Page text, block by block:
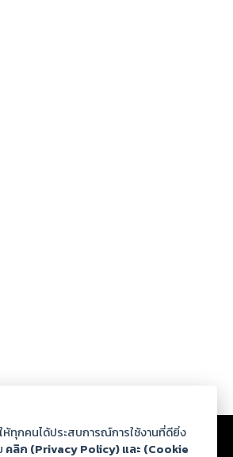
ดาวน์โหลด
ห้ทุกคนได้ประสบการณ์การใช้งานที่ดียิ่ง
คลิก (Privacy Policy) และ (Cookie